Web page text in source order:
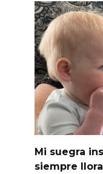
Mi suegra
siempre